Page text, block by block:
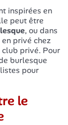
inspirées en
peut être
, ou dans
privé chez
club privé. Pour
burlesque
pour
le